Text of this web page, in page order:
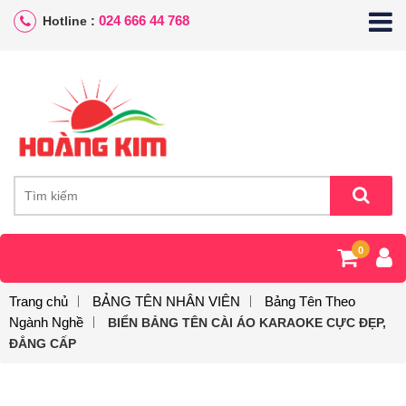
Hotline : 024 666 44 768
0
Trang chủ BẢNG TÊN NHÂN VIÊN
Bảng Tên Theo
Ngành Nghề
BIỂN BẢNG TÊN CÀI ÁO KARAOKE CỰC ĐẸP,
ĐẲNG CẤP